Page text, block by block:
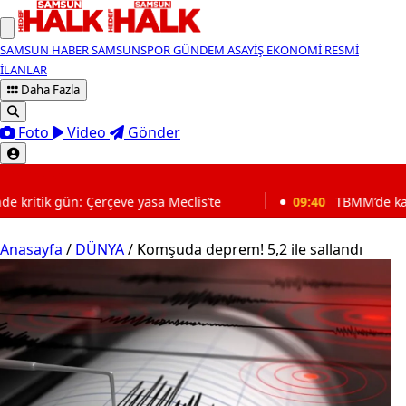
SAMSUN HABERSAMSUNSPORGÜNDEM ASAYİŞ EKONOMİ RESMİ
İLANLAR
Daha Fazla
Foto Video Gönder
Meclis’te 09:40 TBMM’de kabul edildi: Maaşlar
Anasayfa / DÜNYA/ Komşuda deprem! 5,2 ile sallandı